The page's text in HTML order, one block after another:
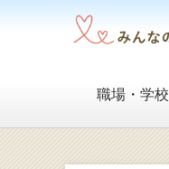
職場・学校